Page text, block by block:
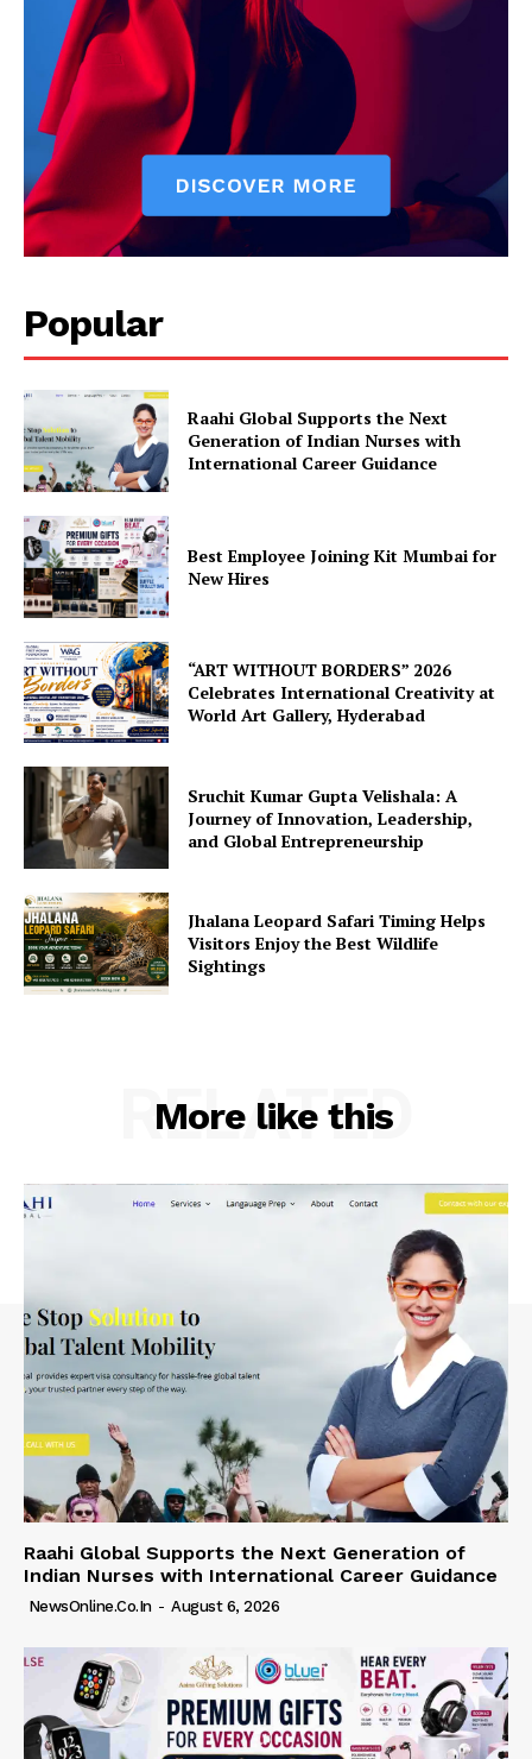
Popular
Raahi Global Supports the Next
Generation of Indian Nurses with
International Career Guidance
Best Employee Joining Kit Mumbai for
New Hires
“ART WITHOUT BORDERS” 2026
Celebrates International Creativity at
World Art Gallery, Hyderabad
Sruchit Kumar Gupta Velishala: A
Journey of Innovation, Leadership,
and Global Entrepreneurship
Jhalana Leopard Safari Timing Helps
Visitors Enjoy the Best Wildlife
Sightings
More like this
RELATED
Raahi Global Supports the Next Generation of
Indian Nurses with International Career Guidance
NewsOnline.co.in - August 6, 2026